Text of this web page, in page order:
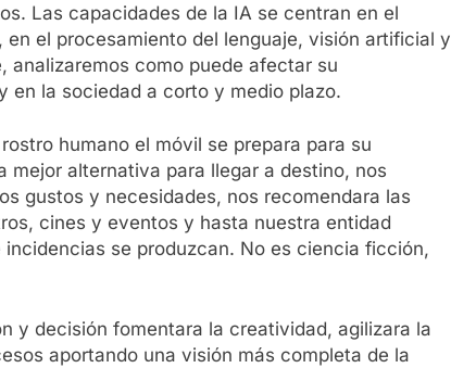
Las capacidades de la IA se centran en el
el procesamiento del lenguaje, visión artificial y
analizaremos como puede afectar su
en la sociedad a corto y medio plazo.
humano el móvil se prepara para su
mejor alternativa para llegar a destino, nos
gustos y necesidades, nos recomendara las
cines y eventos y hasta nuestra entidad
se produzcan. No es ciencia ficción,
y decisión fomentara la creatividad, agilizara la
aportando una visión más completa de la